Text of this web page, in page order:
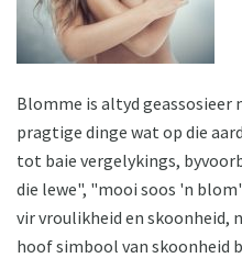
Blomme is altyd geassosieer
pragtige dinge wat op die
tot baie vergelykings,
die lewe", "mooi soos 'n
vir vroulikheid en skoonheid,
hoof simbool van skoonheid